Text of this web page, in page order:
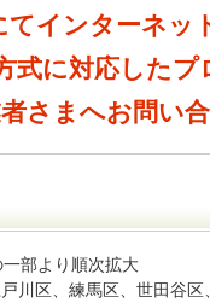
てインターネッ
式に対応した
さまへお問い
部より順次拡大
戸川区、練馬区、世田谷